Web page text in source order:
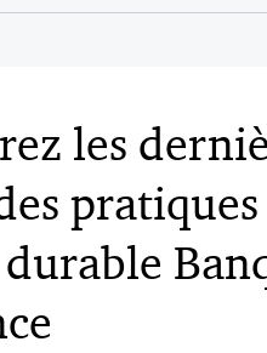
les